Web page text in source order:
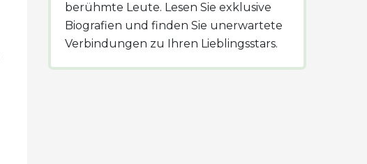
berühmte Leute. Lesen Sie exklusive
Biografien und finden Sie unerwartete
Verbindungen zu Ihren Lieblingsstars.